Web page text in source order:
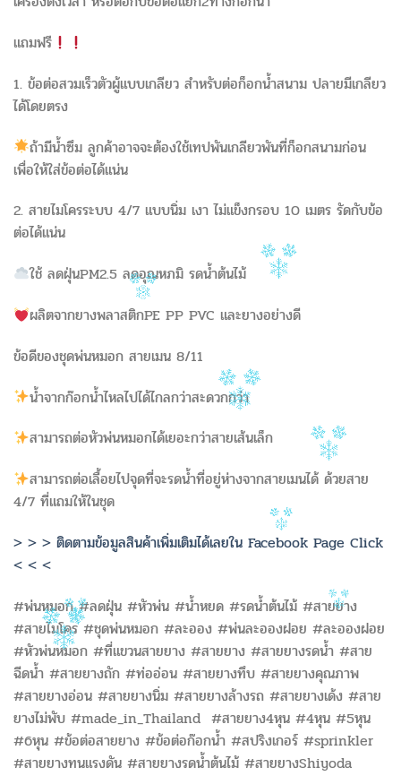
แถมฟรี
1. ข้อต่อสวมเร็วตัวผู้แบบเกลียว สำหรับต่อก็อกน้ำสนาม ปลายมีเกลียว
ได้โดยตรง
ถ้ามีน้ำซึม ลูกค้าอาจจะต้องใช้เทปพันเกลียวพันที่ก็อกสนามก่อน
เพื่อให้ใส่ข้อต่อได้แน่น
2. สายไมโครระบบ 4/7 แบบนิ่ม เงา ไม่แข็งกรอบ 10 เมตร รัดกับข้อ
ต่อได้แน่น
ใช้ ลดฝุ่นPM2.5 ลดอุณหภมิ รดน้ำต้นไม้
ผลิตจากยางพลาสติกPE PP PVC และยางอย่างดี
ข้อดีของชุดพ่นหมอก สายเมน 8/11
น้ำจากก๊อกน้ำไหลไปได้ไกลกว่าสะดวกกว่า
สามารถต่อหัวพ่นหมอกได้เยอะกว่าสายเส้นเล็ก
สามารถต่อเลื้อยไปจุดที่จะรดน้ำที่อยู่ห่างจากสายเมนได้ ด้วยสาย
4/7 ที่แถมให้ในชุด
> > > ติดตามข้อมูลสินค้าเพิ่มเติมได้เลยใน Facebook Page Click
< < <
#พ่นหมอก #ลดฝุ่น #หัวพ่น #น้ำหยด #รดน้ำต้นไม้ #สายยาง
#สายไมโคร #ชุดพ่นหมอก #ละออง #พ่นละอองฝอย #ละอองฝอย
#หัวพ่นหมอก #ที่แขวนสายยาง #สายยาง #สายยางรดน้ำ #สาย
ฉีดน้ำ #สายยางถัก #ท่ออ่อน #สายยางทึบ #สายยางคุณภาพ
#สายยางอ่อน #สายยางนิ่ม #สายยางล้างรถ #สายยางเด้ง #สาย
ยางไม่พับ #made_in_Thailand #สายยาง4หุน #4หุน #5หุน
#6หุน #ข้อต่อสายยาง #ข้อต่อก๊อกน้ำ #สปริงเกอร์ #sprinkler
#สายยางทนแรงดัน #สายยางรดน้ำต้นไม้ #สายยางShiyoda